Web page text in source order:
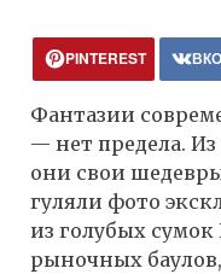
PINTEREST
Фантазии
— нет предела.
они свои
гуляли фото
из голубых
рыночных